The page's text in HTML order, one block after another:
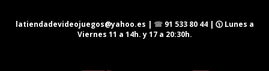
latiendadevideojuegos@yahoo.es | ☎ 91 533 80 44| 🕦 Lunes a
Viernes 11 a 14h. y 17 a 20:30h.